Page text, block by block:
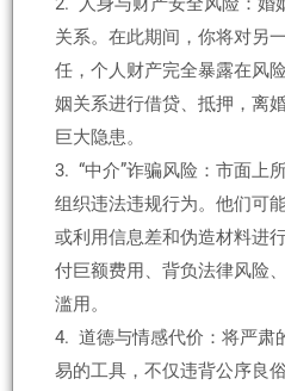
关系。在此期间，你将对另
任，个人财产完全暴露在风
姻关系进行借贷、抵押，离
巨大隐患。
3. “中介”诈骗风险：市面上
组织违法违规行为。他们可
或利用信息差和伪造材料进
付巨额费用、背负法律风险
滥用。
4. 道德与情感代价：将严肃
易的工具，不仅违背公序良